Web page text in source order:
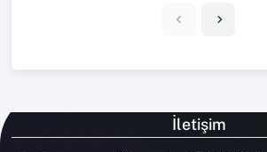
İletişim